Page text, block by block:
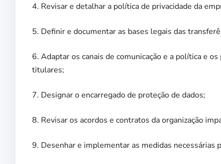
4. Revisar e detalhar a política de privacidade da
5. Definir e documentar as bases legais das
6. Adaptar os canais de comunicação e a política e
titulares;
7. Designar o encarregado de proteção de dados;
8. Revisar os acordos e contratos da organização
9. Desenhar e implementar as medidas necessárias